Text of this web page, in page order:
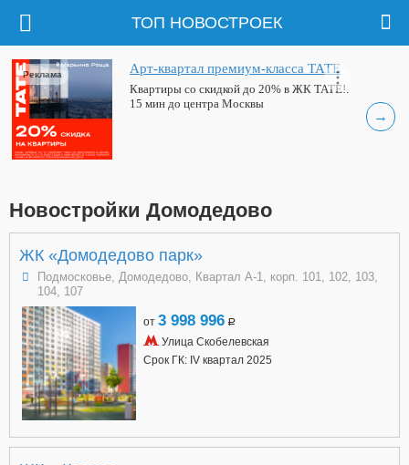
ТОП НОВОСТРОЕК
→
Арт-квартал премиум-класса ТАТЕ
Квартиры со скидкой до 20% в ЖК ТАТЕ!.
15 мин до центра Москвы
Реклама
Новостройки Домодедово
ЖК «Домодедово парк»
Подмосковье, Домодедово, Квартал А-1, корп. 101, 102, 103,
104, 107
от 3 998 996 a
Улица Скобелевская
Срок ГК: IV квартал 2025